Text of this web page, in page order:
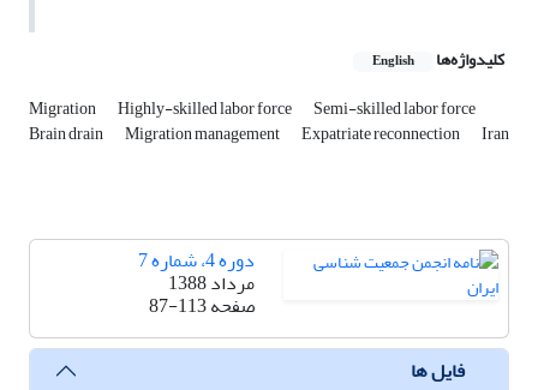
کلیدواژه‌ها English
Migration Highly-skilled labor force Semi-skilled labor force
Brain drain Migration management Expatriate reconnection Iran
دوره 4، شماره 7
مرداد 1388
صفحه87-113
فایل ها